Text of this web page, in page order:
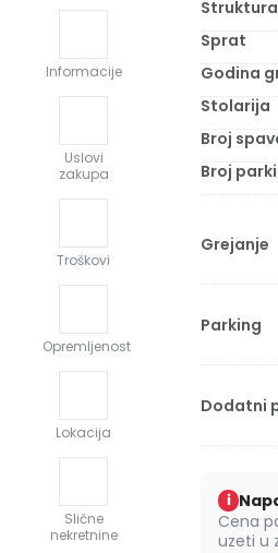
Informacije
Uslovi
zakupa
Troškovi
Opremljenost
Lokacija
Slične
nekretnine
Struktura
Sprat
Godina
Stolarija
Broj
Broj
Grejanje
Parking
Dodatni
i
Cena
uzeti u